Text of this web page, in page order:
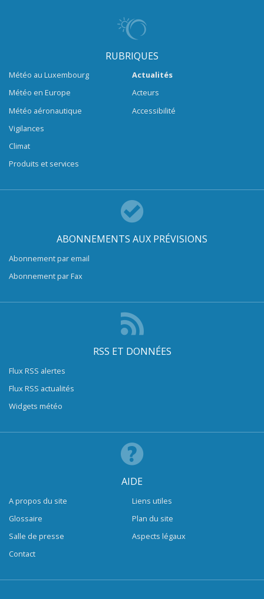
RUBRIQUES
Météo au Luxembourg
Météo en Europe
Météo aéronautique
Vigilances
Climat
Produits et services
Actualités
Acteurs
Accessibilité
ABONNEMENTS AUX PRÉVISIONS
Abonnement par email
Abonnement par Fax
RSS ET DONNÉES
Flux RSS alertes
Flux RSS actualités
Widgets météo
AIDE
A propos du site
Glossaire
Salle de presse
Contact
Liens utiles
Plan du site
Aspects légaux